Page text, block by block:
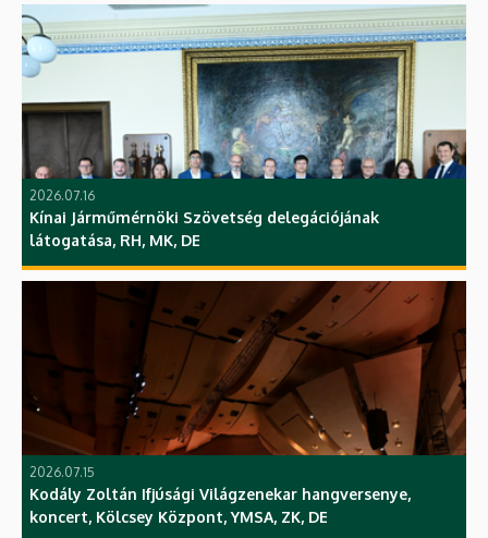
2026.07.16
Kínai Járműmérnöki Szövetség delegációjának
látogatása, RH, MK, DE
2026.07.15
Kodály Zoltán Ifjúsági Világzenekar hangversenye,
koncert, Kölcsey Központ, YMSA, ZK, DE